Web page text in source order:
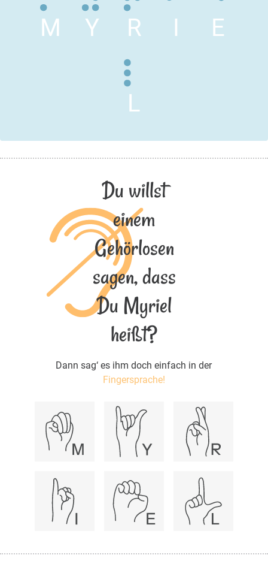
M Y R I E
L
Du willst
einem
Gehörlosen
sagen, dass
Du Myriel
heißt?
Dann sag‘ es ihm doch einfach in der
Fingersprache!